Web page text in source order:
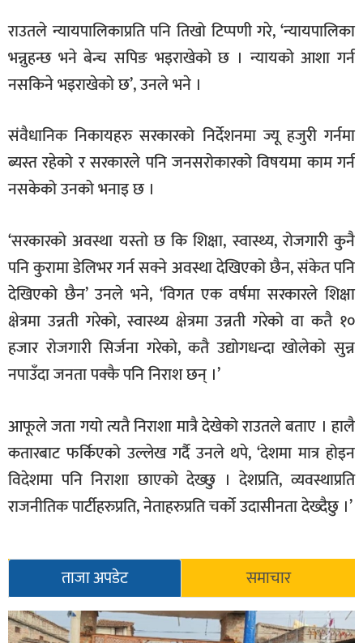
राउतले न्यायपालिकाप्रति पनि तिखो टिप्पणी गरे, ‘न्यायपालिका
भन्नुहन्छ भने बेन्च सपिङ भइराखेको छ । न्यायको आशा गर्न
नसकिने भइराखेको छ’, उनले भने ।
संवैधानिक निकायहरु सरकारको निर्देशनमा ज्यू हजुरी गर्नमा
ब्यस्त रहेको र सरकारले पनि जनसरोकारको विषयमा काम गर्न
नसकेको उनको भनाइ छ ।
‘सरकारको अवस्था यस्तो छ कि शिक्षा, स्वास्थ्य, रोजगारी कुनै
पनि कुरामा डेलिभर गर्न सक्ने अवस्था देखिएको छैन, संकेत पनि
देखिएको छैन’ उनले भने, ‘विगत एक वर्षमा सरकारले शिक्षा
क्षेत्रमा उन्नती गरेको, स्वास्थ्य क्षेत्रमा उन्नती गरेको वा कतै १०
हजार रोजगारी सिर्जना गरेको, कतै उद्योगधन्दा खोलेको सुन्न
नपाउँदा जनता पक्कै पनि निराश छन् ।’
आफूले जता गयो त्यतै निराशा मात्रै देखेको राउतले बताए । हालै
कतारबाट फर्किएको उल्लेख गर्दै उनले थपे, ‘देशमा मात्र होइन
विदेशमा पनि निराशा छाएको देख्छु । देशप्रति, व्यवस्थाप्रति
राजनीतिक पार्टीहरुप्रति, नेताहरुप्रति चर्को उदासीनता देख्दैछु ।’
ताजा अपडेट समाचार